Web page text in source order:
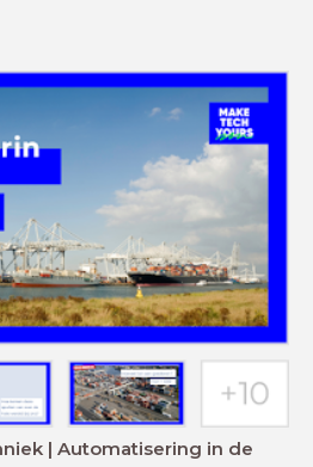
| Automatisering in de